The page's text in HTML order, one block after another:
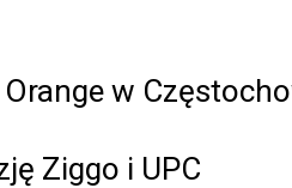
w
Ziggo i UPC